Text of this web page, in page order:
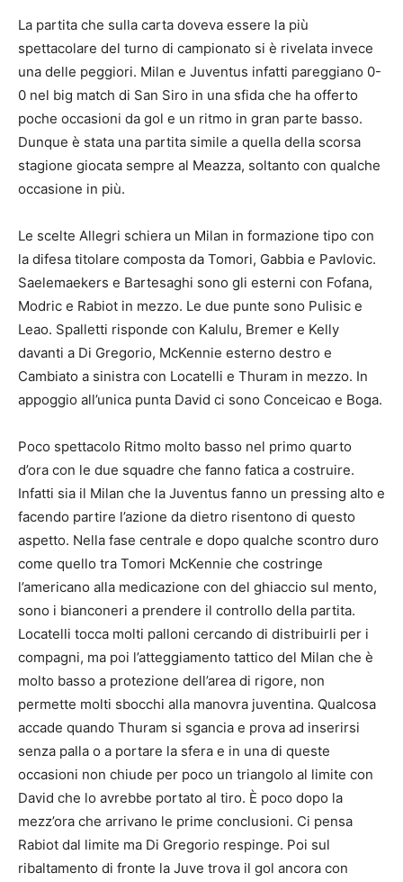
La partita che sulla carta doveva essere la più
spettacolare del turno di campionato si è rivelata invece
una delle peggiori. Milan e Juventus infatti pareggiano 0-
0 nel big match di San Siro in una sfida che ha offerto
poche occasioni da gol e un ritmo in gran parte basso.
Dunque è stata una partita simile a quella della scorsa
stagione giocata sempre al Meazza, soltanto con qualche
occasione in più.
Le scelte Allegri schiera un Milan in formazione tipo con
la difesa titolare composta da Tomori, Gabbia e Pavlovic.
Saelemaekers e Bartesaghi sono gli esterni con Fofana,
Modric e Rabiot in mezzo. Le due punte sono Pulisic e
Leao. Spalletti risponde con Kalulu, Bremer e Kelly
davanti a Di Gregorio, McKennie esterno destro e
Cambiato a sinistra con Locatelli e Thuram in mezzo. In
appoggio all’unica punta David ci sono Conceicao e Boga.
Poco spettacolo Ritmo molto basso nel primo quarto
d’ora con le due squadre che fanno fatica a costruire.
Infatti sia il Milan che la Juventus fanno un pressing alto e
facendo partire l’azione da dietro risentono di questo
aspetto. Nella fase centrale e dopo qualche scontro duro
come quello tra Tomori McKennie che costringe
l’americano alla medicazione con del ghiaccio sul mento,
sono i bianconeri a prendere il controllo della partita.
Locatelli tocca molti palloni cercando di distribuirli per i
compagni, ma poi l’atteggiamento tattico del Milan che è
molto basso a protezione dell’area di rigore, non
permette molti sbocchi alla manovra juventina. Qualcosa
accade quando Thuram si sgancia e prova ad inserirsi
senza palla o a portare la sfera e in una di queste
occasioni non chiude per poco un triangolo al limite con
David che lo avrebbe portato al tiro. È poco dopo la
mezz’ora che arrivano le prime conclusioni. Ci pensa
Rabiot dal limite ma Di Gregorio respinge. Poi sul
ribaltamento di fronte la Juve trova il gol ancora con